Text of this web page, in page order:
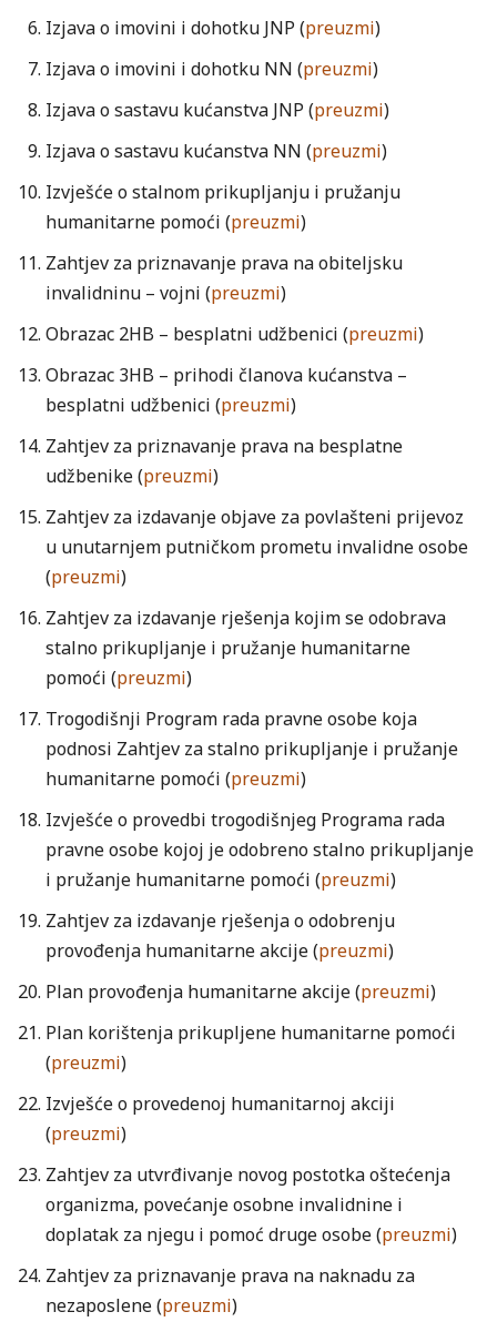
Izjava o imovini i dohotku JNP (preuzmi)
Izjava o imovini i dohotku NN (preuzmi)
Izjava o sastavu kućanstva JNP (preuzmi)
Izjava o sastavu kućanstva NN (preuzmi)
Izvješće o stalnom prikupljanju i pružanju
humanitarne pomoći (preuzmi)
Zahtjev za priznavanje prava na obiteljsku
invalidninu – vojni (preuzmi)
Obrazac 2HB – besplatni udžbenici (preuzmi)
Obrazac 3HB – prihodi članova kućanstva –
besplatni udžbenici (preuzmi)
Zahtjev za priznavanje prava na besplatne
udžbenike (preuzmi)
Zahtjev za izdavanje objave za povlašteni prijevoz
u unutarnjem putničkom prometu invalidne osobe
(preuzmi)
Zahtjev za izdavanje rješenja kojim se odobrava
stalno prikupljanje i pružanje humanitarne
pomoći (preuzmi)
Trogodišnji Program rada pravne osobe koja
podnosi Zahtjev za stalno prikupljanje i pružanje
humanitarne pomoći (preuzmi)
Izvješće o provedbi trogodišnjeg Programa rada
pravne osobe kojoj je odobreno stalno prikupljanje
i pružanje humanitarne pomoći (preuzmi)
Zahtjev za izdavanje rješenja o odobrenju
provođenja humanitarne akcije (preuzmi)
Plan provođenja humanitarne akcije (preuzmi)
Plan korištenja prikupljene humanitarne pomoći
(preuzmi)
Izvješće o provedenoj humanitarnoj akciji
(preuzmi)
Zahtjev za utvrđivanje novog postotka oštećenja
organizma, povećanje osobne invalidnine i
doplatak za njegu i pomoć druge osobe (preuzmi)
Zahtjev za priznavanje prava na naknadu za
nezaposlene (preuzmi)